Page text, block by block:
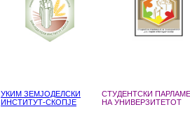
УКИМ ЗЕМЈОДЕЛСКИ
ИНСТИТУТ-СКОПЈЕ
СТУДЕНТСКИ
НА УНИВЕРЗИТЕТОТ